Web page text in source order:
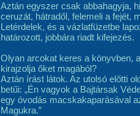
Aztán egyszer csak abbahagyja,
ceruzát, hátradől, felemeli a fejét,
Letérdelek, és a vázlatfüzetbe
határozott, jobbára riadt kifejezés.
Olyan arcokat keres a könyvben,
kirajzolja őket magából?
Aztán írást látok. Az utolsó előtti
betűi: „Én vagyok a Bajtársak
egy óvodás macskakaparásával
Magukra.”